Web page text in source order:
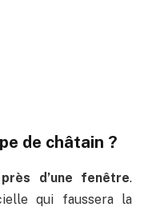
de châtain ?
d’une fenêtre.
qui faussera la